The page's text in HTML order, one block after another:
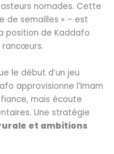
nomades. Cette
de semailles » – est
position de Kaddafo
rancœurs.
le début d’un jeu
approvisionne l’Imam
mais écoute
Une stratégie
et ambitions